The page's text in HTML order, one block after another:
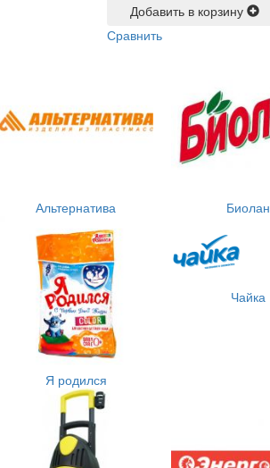
Добавить в корзину
Сравнить
Альтернатива Биолан
Я родился
Чайка